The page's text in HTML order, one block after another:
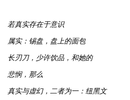
若真实存在于意识
属实：锡盘，盘上的面包
长刃刀，少许饮品，和她的
悲悯，那么
真实与虚幻，二者为一：纽黑文